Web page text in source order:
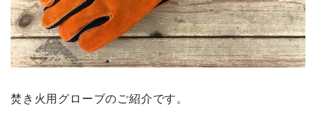
焚き火用グローブのご紹介です。